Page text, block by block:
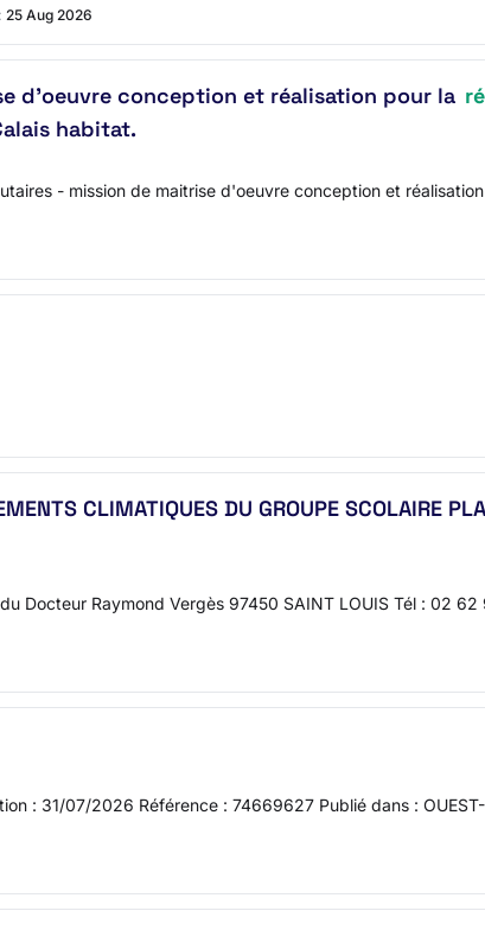
25 Aug 2026
d'oeuvre conception et réalisation pour la
habitat.
- mission de maitrise d'oeuvre conception et
CLIMATIQUES DU GROUPE SCOLAIRE
Docteur Raymond Vergès 97450 SAINT LOUIS Tél : 02
: 31/07/2026 Référence : 74669627 Publié dans :